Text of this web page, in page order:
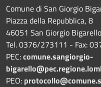
Comune di San Giorgio
Piazza della Repubblica, 8
46051 San Giorgio Bigarello
Tel. 0376/273111 - Fax:
PEC:comune.sangiorgio-
PEO: